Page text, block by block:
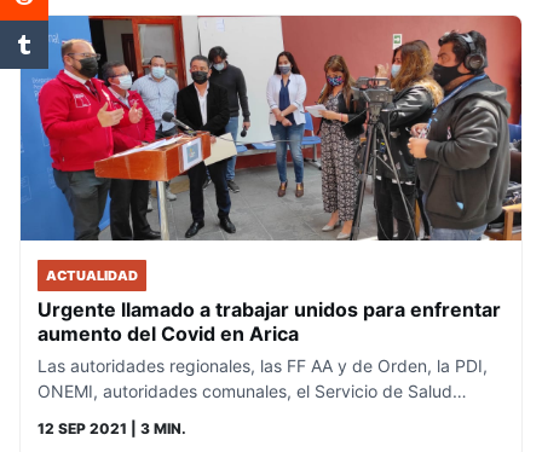
ACTUALIDAD
Urgente llamado a trabajar unidos para enfrentar
aumento del Covid en Arica
Las autoridades regionales, las FF AA y de Orden, la PDI,
ONEMI, autoridades comunales, el Servicio de Salud…
12 SEP 2021 | 3 MIN.